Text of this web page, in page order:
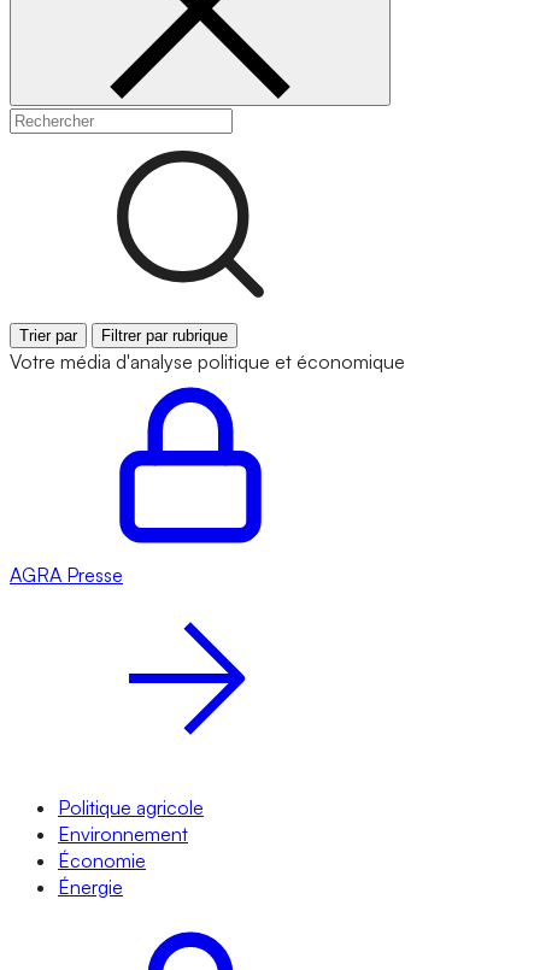
Trier par Filtrer par rubrique
Votre média d'analyse politique et économique
AGRA Presse
Politique agricole
Environnement
Économie
Énergie